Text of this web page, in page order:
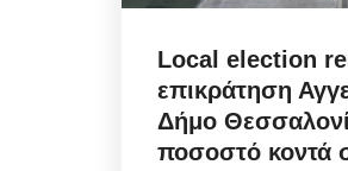
Local election
επικράτηση
Δήμο
ποσοστό κοντά